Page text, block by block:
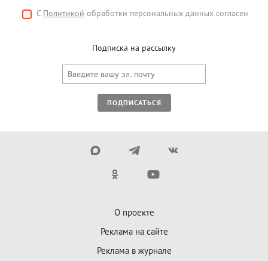
С Политикой обработки персональных данных согласен
Подписка на рассылку
ПОДПИСАТЬСЯ
О проекте
Реклама на сайте
Реклама в журнале